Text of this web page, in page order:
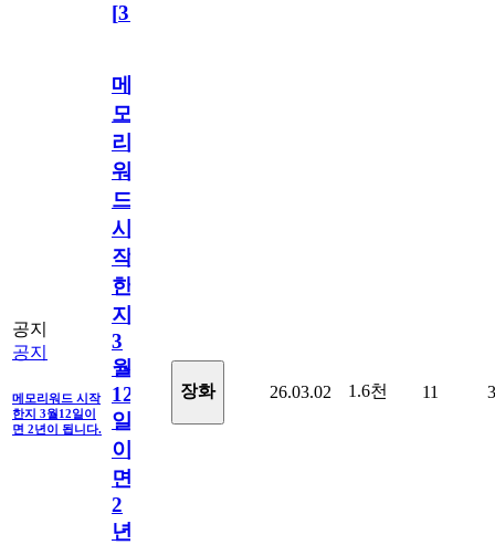
[31
공지
공지
메모리워드 시작
한지 3월12일이
면 2년이 됩니다.
메
모
리
워
드
시
작
한
지
3
월
12
일
이
면
2
년
장화 26.03.02 1.6천 11 3